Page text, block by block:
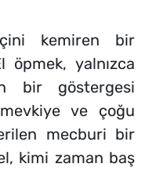
kemiren bir
öpmek, yalnızca
bir göstergesi
ve çoğu
mecburi bir
kimi zaman baş